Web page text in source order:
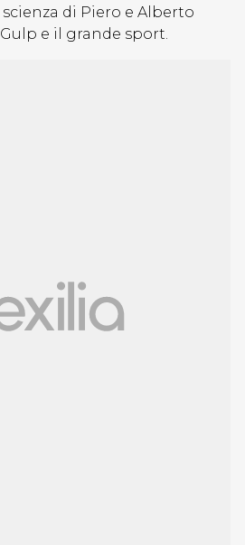
scienza di Piero e Alberto
e il grande sport.